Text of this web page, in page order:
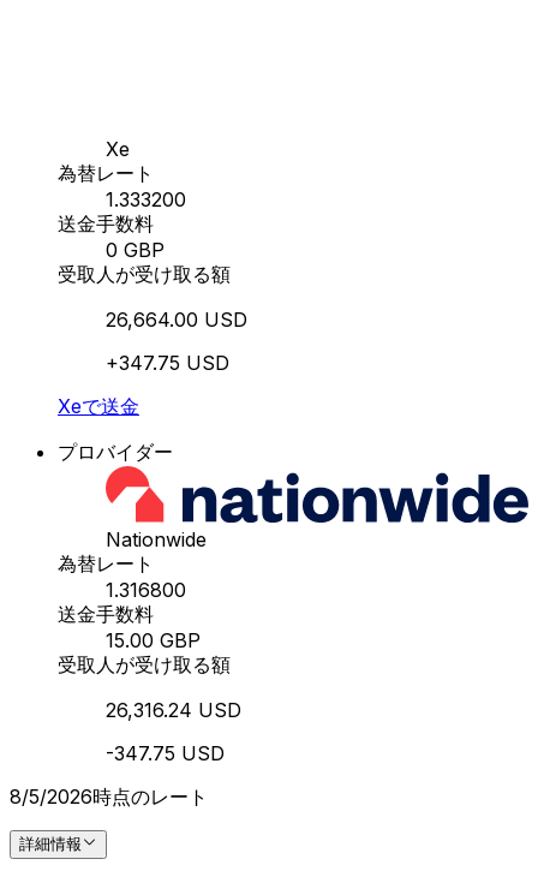
Xe
為替レート
1.333200
送金手数料
0 GBP
受取人が受け取る額
26,664.00 USD
+347.75 USD
Xeで送金
プロバイダー
Nationwide
為替レート
1.316800
送金手数料
15.00 GBP
受取人が受け取る額
26,316.24 USD
-347.75 USD
8/5/2026時点のレート
詳細情報